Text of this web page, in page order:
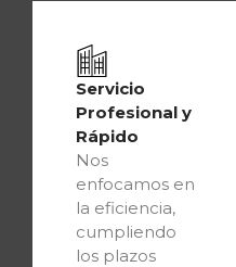
Servicio
Profesional y
Rápido
Nos
enfocamos en
la eficiencia,
cumpliendo
los plazos